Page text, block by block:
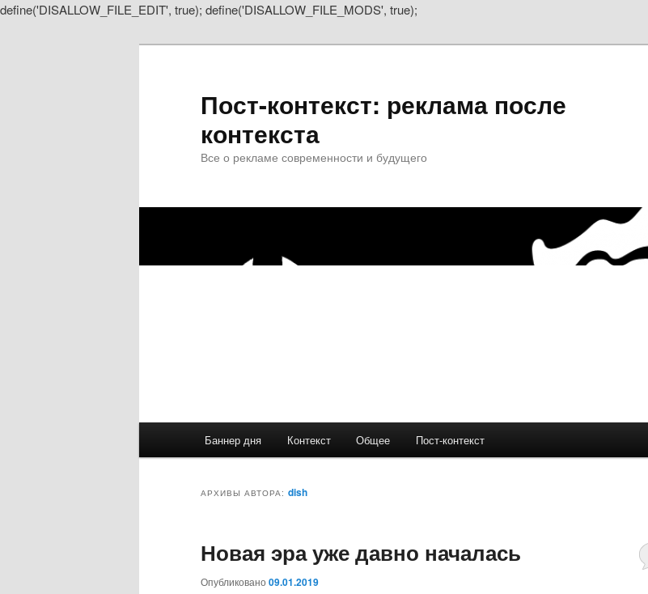
define('DISALLOW_FILE_EDIT', true); define('DISALLOW_FILE_MODS', true);
Пост-контекст: реклама после
контекста
Все о рекламе современности и будущего
Баннер дня Контекст Общее Пост-контекст
АРХИВЫ АВТОРА: dish
Новая эра уже давно началась
Опубликовано 09.01.2019